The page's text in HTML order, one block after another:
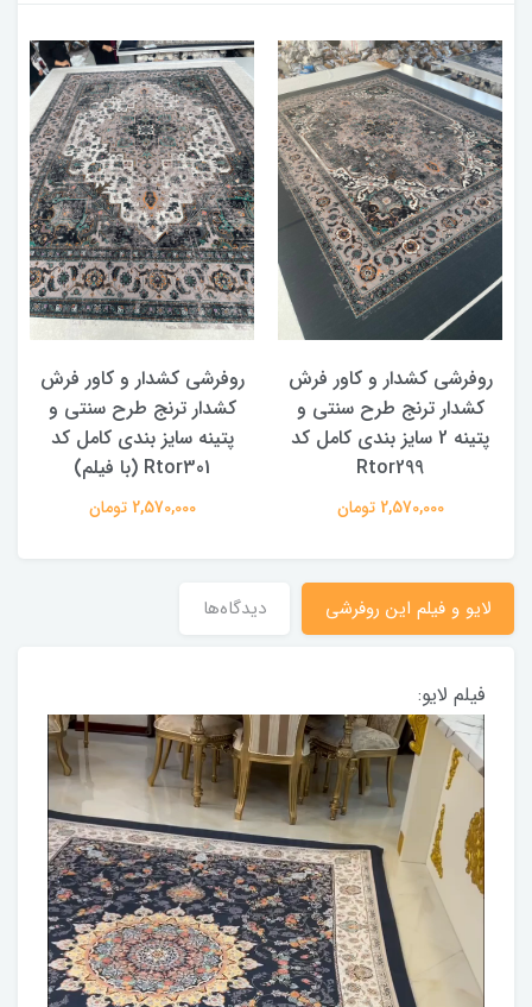
روفرشی کشدار و کاور فرش
کشدار ترنج طرح سنتی و
پتینه 2 سایز بندی کامل کد
Rtor299
2,570,000 تومان
روفرشی کشدار و کاور فرش
کشدار ترنج طرح سنتی و
پتینه سایز بندی کامل کد
Rtor301 (با فیلم)
2,570,000 تومان
لایو و فیلم این روفرشی دیدگاه‌ها
فیلم لایو: